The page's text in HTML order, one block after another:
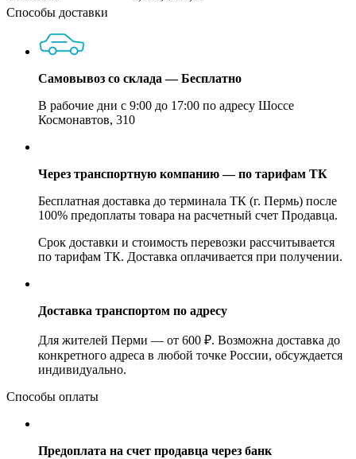
Способы доставки
Самовывоз со склада — Бесплатно
В рабочие дни с 9:00 до 17:00 по адресу Шоссе
Космонавтов, 310
Через транспортную компанию — по тарифам ТК
Бесплатная доставка до терминала ТК (г. Пермь) после
100% предоплаты товара на расчетный счет Продавца.
Срок доставки и стоимость перевозки рассчитывается
по тарифам ТК. Доставка оплачивается при получении.
Доставка транспортом по адресу
Для жителей Перми — от 600 ₽. Возможна доставка до
конкретного адреса в любой точке России, обсуждается
индивидуально.
Способы оплаты
Предоплата на счет продавца через банк